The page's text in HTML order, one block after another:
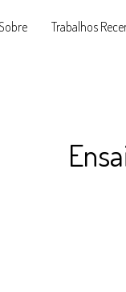
Sobre Trabalhos